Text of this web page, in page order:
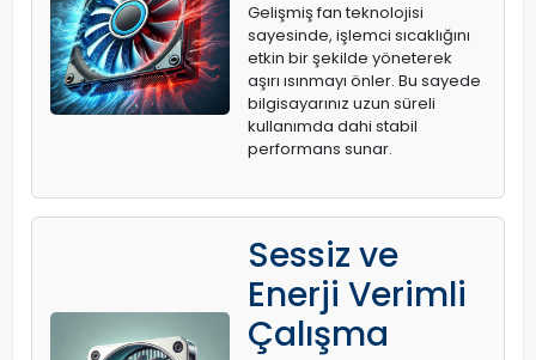
Gelişmiş fan teknolojisi
sayesinde, işlemci sıcaklığını
etkin bir şekilde yöneterek
aşırı ısınmayı önler. Bu sayede
bilgisayarınız uzun süreli
kullanımda dahi stabil
performans sunar.
Sessiz ve
Enerji Verimli
Çalışma